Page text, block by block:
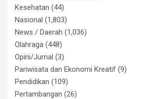
Kesehatan (44)
Nasional (1,803)
News / Daerah (1,036)
Olahraga (448)
Opini/Jurnal (3)
Pariwisata dan Ekonomi Kreatif (9)
Pendidikan (109)
Pertambangan (26)